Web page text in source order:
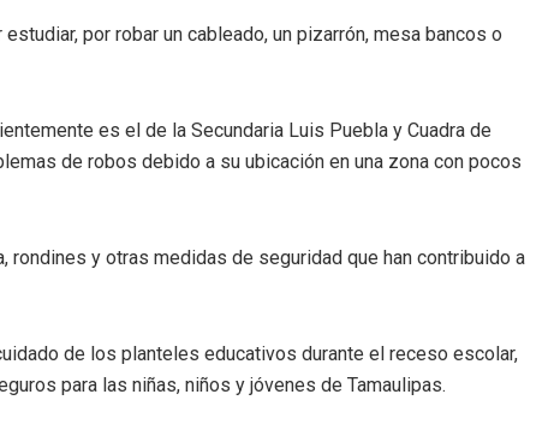
por robar un cableado, un pizarrón, mesa bancos o
es el de la Secundaria Luis Puebla y Cuadra de
de robos debido a su ubicación en una zona con pocos
rondines y otras medidas de seguridad que han contribuido a
de los planteles educativos durante el receso escolar,
para las niñas, niños y jóvenes de Tamaulipas.